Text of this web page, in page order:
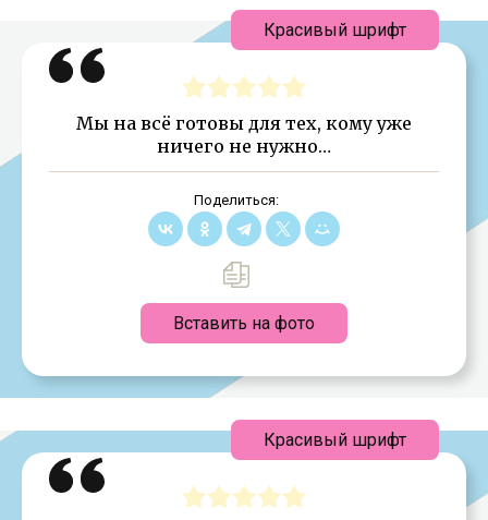
Мы на всё готовы для тех, кому уже
ничего не нужно…
Поделиться:
Вставить на фото
Красивый шрифт
Красивый шрифт